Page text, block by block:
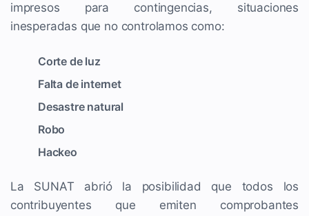
impresos para contingencias, situaciones
inesperadas que no controlamos como:
Corte de luz
Falta de internet
Desastre natural
Robo
Hackeo
La SUNAT abrió la posibilidad que todos los
contribuyentes que emiten comprobantes